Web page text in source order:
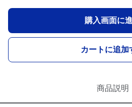
購入画面に
カートに追加
商品説明